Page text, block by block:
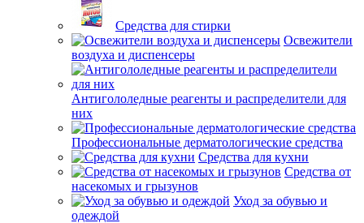
Средства для стирки
Освежители
воздуха и диспенсеры
Антигололедные реагенты и распределители для
них
Профессиональные дерматологические средства
Средства для кухни
Средства от
насекомых и грызунов
Уход за обувью и
одеждой